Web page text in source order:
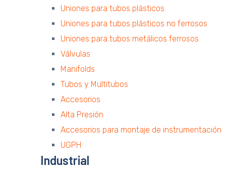
Uniones para tubos plásticos
Uniones para tubos plásticos no ferrosos
Uniones para tubos metálicos ferrosos
Válvulas
Manifolds
Tubos y Multitubos
Accesorios
Alta Presión
Accesorios para montaje de instrumentación
UGPH
Industrial